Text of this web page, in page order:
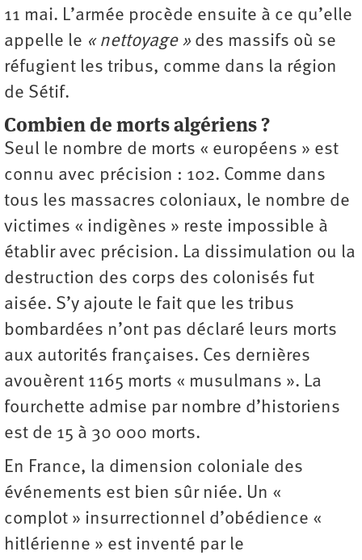
11 mai. L’armée procède ensuite à ce qu’elle
appelle le « nettoyage » des massifs où se
réfugient les tribus, comme dans la région
de Sétif.
Combien de morts algériens ?
Seul le nombre de morts « européens » est
connu avec précision : 102. Comme dans
tous les massacres coloniaux, le nombre de
victimes « indigènes » reste impossible à
établir avec précision. La dissimulation ou la
destruction des corps des colonisés fut
aisée. S’y ajoute le fait que les tribus
bombardées n’ont pas déclaré leurs morts
aux autorités françaises. Ces dernières
avouèrent 1165 morts « musulmans ». La
fourchette admise par nombre d’historiens
est de 15 à 30 000 morts.
En France, la dimension coloniale des
événements est bien sûr niée. Un «
complot » insurrectionnel d’obédience «
hitlérienne » est inventé par le